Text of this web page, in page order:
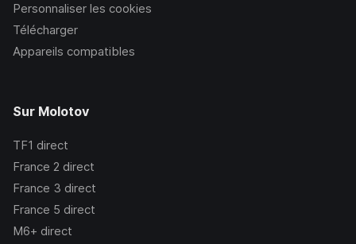
Personnaliser les cookies
Télécharger
Appareils compatibles
Sur Molotov
TF1 direct
France 2 direct
France 3 direct
France 5 direct
M6+ direct